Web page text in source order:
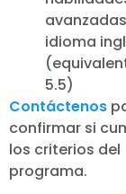
idioma
5.5)
Contáctenos
confirmar si
los criterios del
programa.